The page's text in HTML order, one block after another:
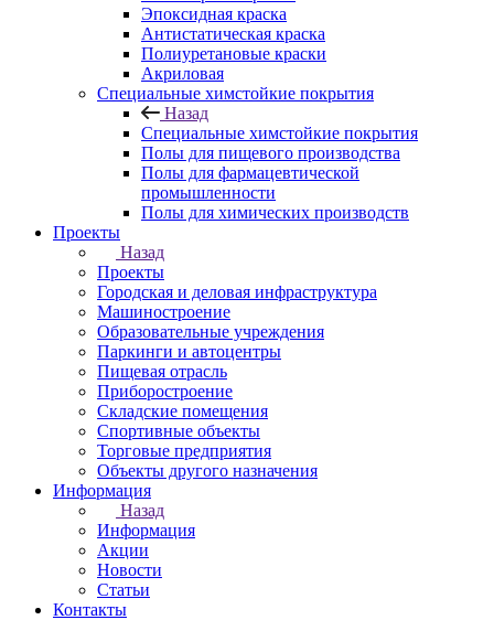
Эпоксидная краска
Антистатическая краска
Полиуретановые краски
Акриловая
Специальные химстойкие покрытия
Назад
Специальные химстойкие покрытия
Полы для пищевого производства
Полы для фармацевтической
промышленности
Полы для химических производств
Проекты
Назад
Проекты
Городская и деловая инфраструктура
Машиностроение
Образовательные учреждения
Паркинги и автоцентры
Пищевая отрасль
Приборостроение
Складские помещения
Спортивные объекты
Торговые предприятия
Объекты другого назначения
Информация
Назад
Информация
Акции
Новости
Статьи
Контакты